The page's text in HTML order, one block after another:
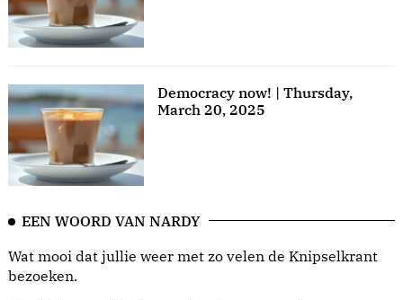
Democracy now! | Thursday,
March 20, 2025
EEN WOORD VAN NARDY
Wat mooi dat jullie weer met zo velen de Knipselkrant
bezoeken.